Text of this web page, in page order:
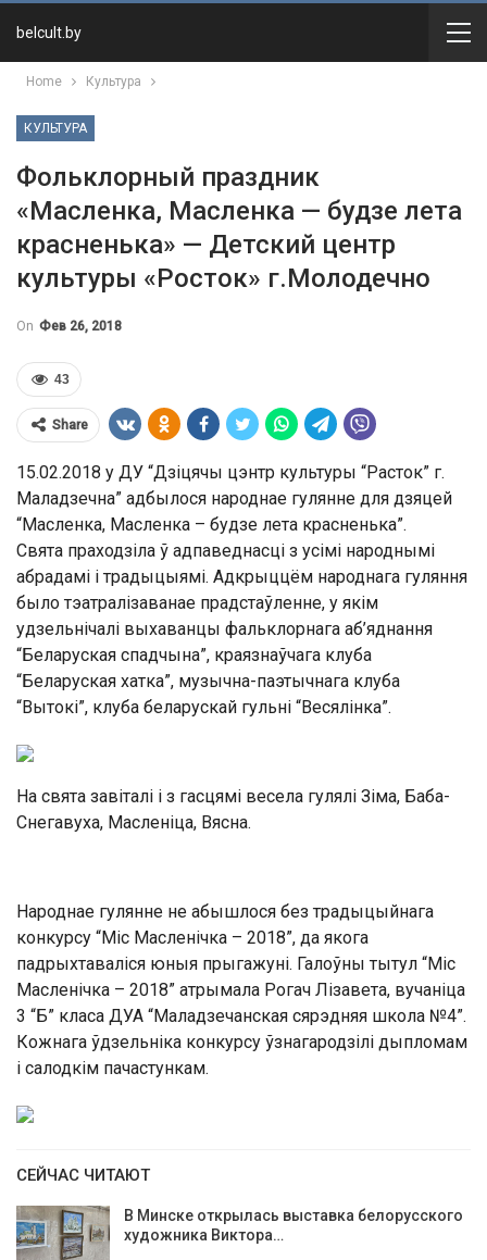
belcult.by
Home Культура
КУЛЬТУРА
Фольклорный праздник
«Масленка, Масленка — будзе лета
красненька» — Детский центр
культуры «Росток» г.Молодечно
On Фев 26, 2018
43
Share
15.02.2018 у ДУ “Дзіцячы цэнтр культуры “Расток” г.
Маладзечна” адбылося народнае гулянне для дзяцей
“Масленка, Масленка – будзе лета красненька”.
Свята праходзіла ў адпаведнасці з усімі народнымі
абрадамі і традыцыямі. Адкрыццём народнага гуляння
было тэатралізаванае прадстаўленне, у якім
удзельнічалі выхаванцы фальклорнага аб’яднання
“Беларуская спадчына”, краязнаўчага клуба
“Беларуская хатка”, музычна-паэтычнага клуба
“Вытокі”, клуба беларускай гульні “Весялінка”.
На свята завіталі і з гасцямі весела гулялі Зіма, Баба-
Снегавуха, Масленіца, Вясна.
Народнае гулянне не абышлося без традыцыйнага
конкурсу “Міс Масленічка – 2018”, да якога
падрыхтаваліся юныя прыгажуні. Галоўны тытул “Міс
Масленічка – 2018” атрымала Рогач Лізавета, вучаніца
3 “Б” класа ДУА “Маладзечанская сярэдняя школа №4”.
Кожнага ўдзельніка конкурсу ўзнагародзілі дыпломам
і салодкім пачастункам.
СЕЙЧАС ЧИТАЮТ
В Минске открылась выставка белорусского
художника Виктора…